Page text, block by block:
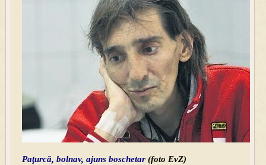
Paţurcă, bolnav, ajuns boschetar (foto EvZ)